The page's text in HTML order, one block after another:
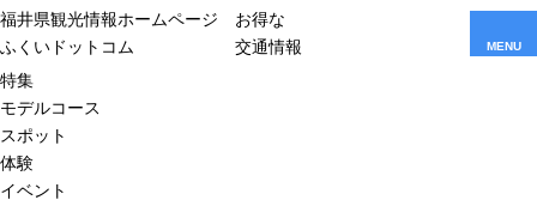
福井県観光情報ホームページ
ふくいドットコム
お得な
交通情報
MENU
特集
モデルコース
スポット
体験
イベント